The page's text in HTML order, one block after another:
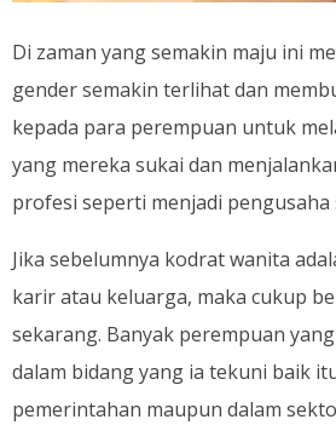
Di zaman yang semakin maju ini
gender semakin terlihat dan
kepada para perempuan untuk
yang mereka sukai dan
profesi seperti menjadi pengusaha
Jika sebelumnya kodrat wanita
karir atau keluarga, maka cukup
sekarang. Banyak perempuan
dalam bidang yang ia tekuni baik
pemerintahan maupun dalam